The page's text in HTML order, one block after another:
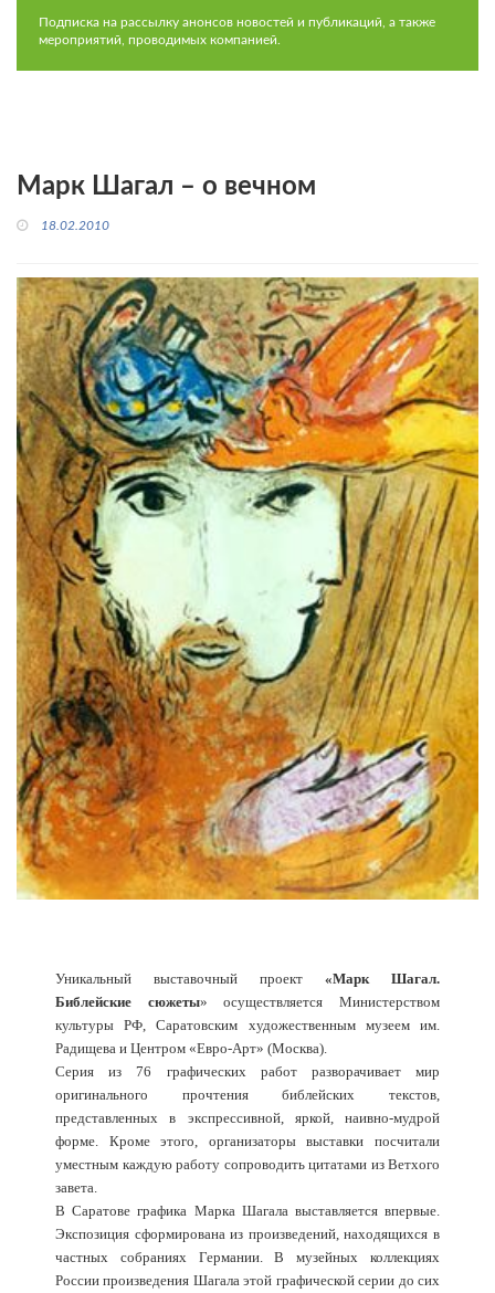
Подписка на рассылку анонсов новостей и публикаций, а также
мероприятий, проводимых компанией.
Марк Шагал – о вечном
18.02.2010
Уникальный выставочный проект «Марк Шагал.
Библейские сюжеты» осуществляется Министерством
культуры РФ, Саратовским художественным музеем им.
Радищева и Центром «Евро-Арт» (Москва).
Серия из 76 графических работ разворачивает мир
оригинального прочтения библейских текстов,
представленных в экспрессивной, яркой, наивно-мудрой
форме. Кроме этого, организаторы выставки посчитали
уместным каждую работу сопроводить цитатами из Ветхого
завета.
В Саратове графика Марка Шагала выставляется впервые.
Экспозиция сформирована из произведений, находящихся в
частных собраниях Германии. В музейных коллекциях
России произведения Шагала этой графической серии до сих